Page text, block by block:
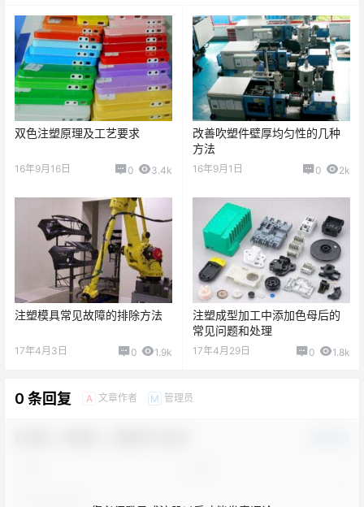
双色注塑原理及工艺要求
16年9月16日 0 3.4k
改善吹塑件壁厚均匀性的几种
方法
16年9月1日 0 2k
注塑模具常见故障的排除方法
17年4月3日 0 1.9k
注塑成型加工中添加色母后的
常见问题和处理
17年4月29日 0 1.8k
0 条回复 A 文章作者 M 管理员